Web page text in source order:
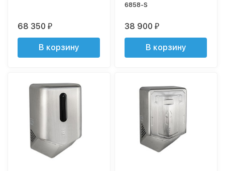
68 350₽
В корзину
6858-S
38 900₽
В корзину